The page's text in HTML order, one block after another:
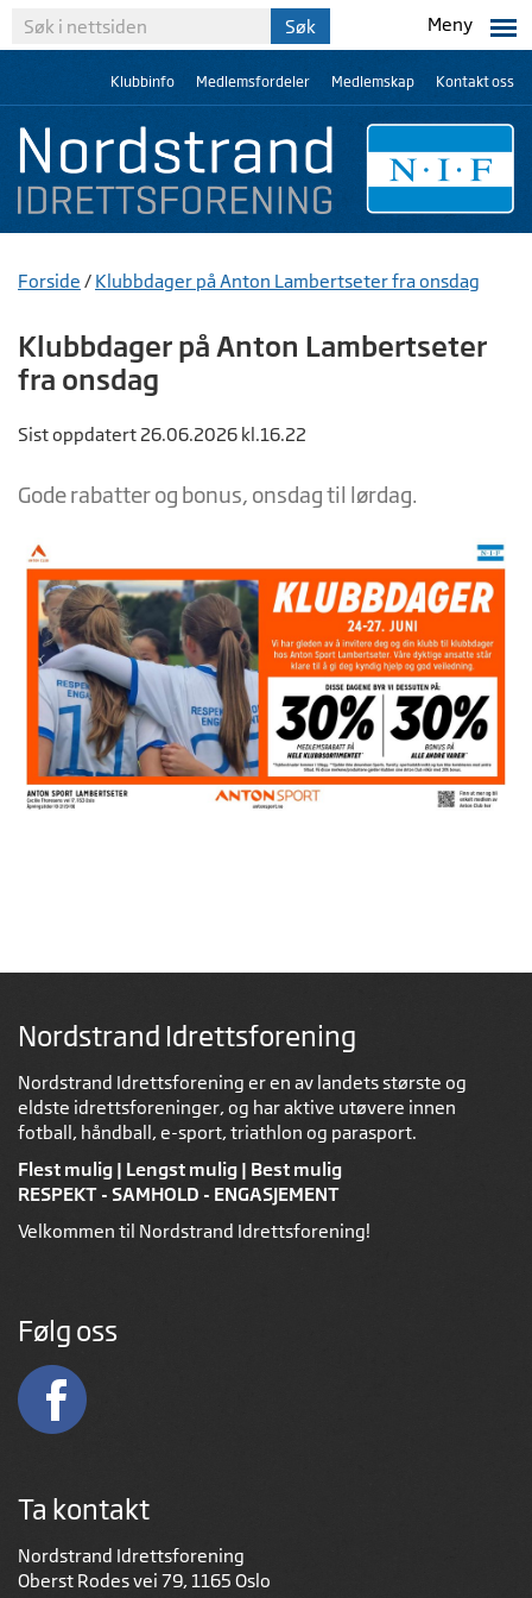
Meny
Klubbinfo Medlemsfordeler Medlemskap Kontakt oss
Forside / Klubbdager på Anton Lambertseter fra onsdag
Klubbdager på Anton Lambertseter
fra onsdag
Sist oppdatert 26.06.2026 kl.16.22
Gode rabatter og bonus, onsdag til lørdag.
Nordstrand Idrettsforening
Nordstrand Idrettsforening er en av landets største og
eldste idrettsforeninger, og har aktive utøvere innen
fotball, håndball, e-sport, triathlon og parasport.
Flest mulig | Lengst mulig | Best mulig
RESPEKT - SAMHOLD - ENGASJEMENT
Velkommen til Nordstrand Idrettsforening!
Følg oss
Ta kontakt
Nordstrand Idrettsforening
Oberst Rodes vei 79, 1165 Oslo